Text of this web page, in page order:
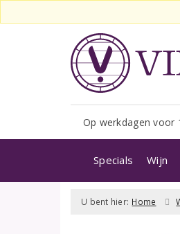
Op werkdagen voor
Specials Wijn
U bent hier: Home